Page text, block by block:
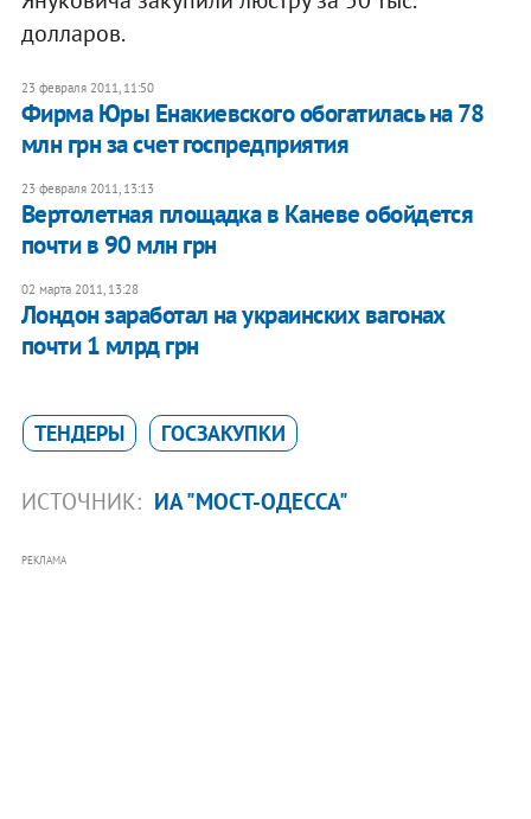
долларов.
23 февраля 2011, 11:50
Фирма Юры Енакиевского обогатилась на 78
млн грн за счет госпредприятия
23 февраля 2011, 13:13
Вертолетная площадка в Каневе обойдется
почти в 90 млн грн
02 марта 2011, 13:28
Лондон заработал на украинских вагонах
почти 1 млрд грн
ТЕНДЕРЫ ГОСЗАКУПКИ
ИСТОЧНИК: ИА "МОСТ-ОДЕССА"
РЕКЛАМА